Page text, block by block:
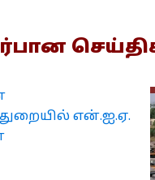
என்.ஐ.ஏ.